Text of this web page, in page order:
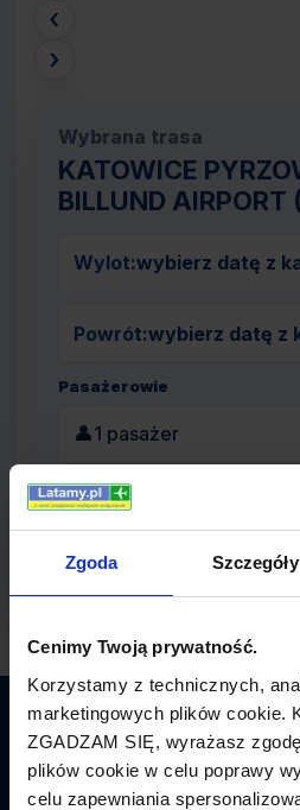
Zgoda Szczegóły
Cenimy Twoją prywatność.
Korzystamy z technicznych,
marketingowych plików cookie.
ZGADZAM SIĘ, wyrażasz
plików cookie w celu poprawy
celu zapewniania
‹
›
Wybrana trasa
KATOWICE
BILLUND AIRPORT
Wylot:wybierz datę z
Powrót:wybierz datę z
Pasażerowie
👤1 pasażer
Latamy.pl
Bilety lotnicze